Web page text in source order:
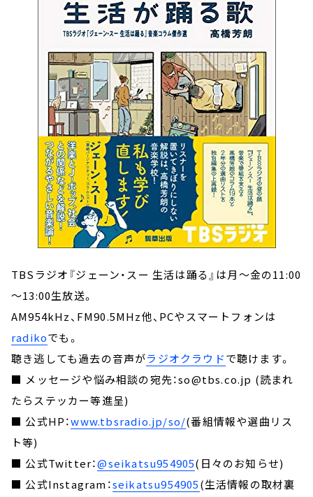
TBSラジオ『ジェーン・スー 生活は踊る』は月～金の11:00
～13:00生放送。
AM954kHz、FM90.5MHz他、PCやスマートフォンは
radikoでも。
聴き逃しても過去の音声がラジオクラウドで聴けます。
■ メッセージや悩み相談の宛先：so@tbs.co.jp (読まれ
たらステッカー等進呈)
■ 公式HP：www.tbsradio.jp/so/(番組情報や選曲リス
ト等)
■ 公式Twitter：@seikatsu954905(日々のお知らせ)
■ 公式Instagram：seikatsu954905(生活情報の取材裏